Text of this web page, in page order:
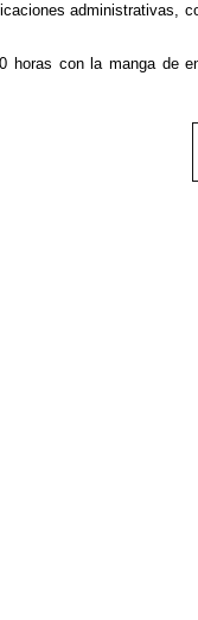
administrativas,
horas con la manga de